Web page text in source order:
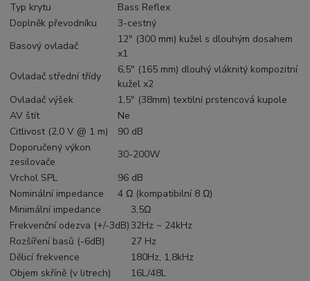
Typ krytu
Bass Reflex
Doplněk převodníku
3-cestný
Basový ovladač
12" (300 mm) kužel s dlouhým dosahem
x1
Ovladač střední třídy
6,5" (165 mm) dlouhý vláknitý kompozitní
kužel x2
Ovladač výšek
1,5" (38mm) textilní prstencová kupole
AV štít
Ne
Citlivost (2,0 V @ 1 m)
90 dB
Doporučený výkon
zesilovače
30-200W
Vrchol SPL
96 dB
Nominální impedance
4 Ω (kompatibilní 8 Ω)
Minimální impedance
3,5Ω
Frekvenční odezva (+/-3dB)32Hz ~ 24kHz
Rozšíření basů (-6dB)
27 Hz
Dělicí frekvence
180Hz, 1,8kHz
Objem skříně (v litrech)
16L/48L